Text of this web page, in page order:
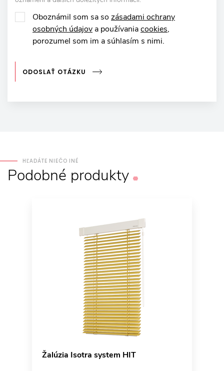
Oboznámil som sa so zásadami ochrany
osobných údajov a používaniacookies,
porozumel som im a súhlasím s nimi.
ODOSLAŤ OTÁZKU
HĽADÁTE NIEČO INÉ
Podobné produkty
Žalúzia Isotra system HIT